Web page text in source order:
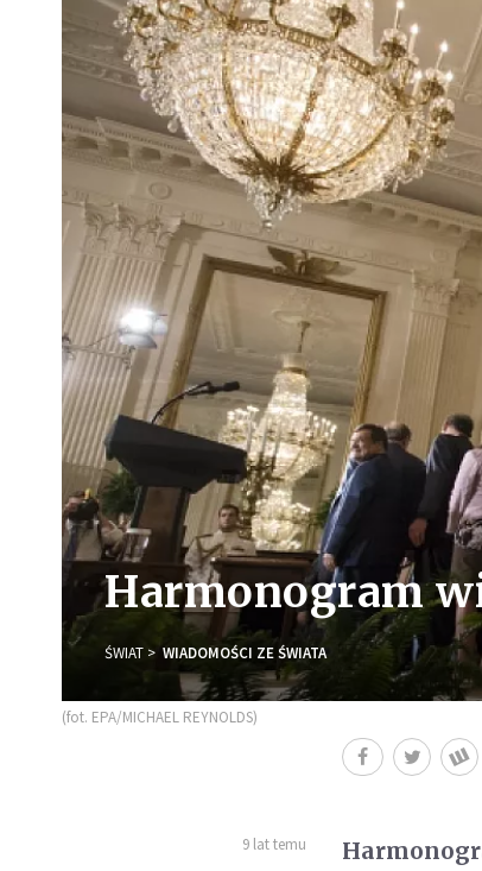
Harmonogram
ŚWIAT WIADOMOŚCI ZE ŚWIATA
(fot. EPA/MICHAEL REYNOLDS)
9 lat temu